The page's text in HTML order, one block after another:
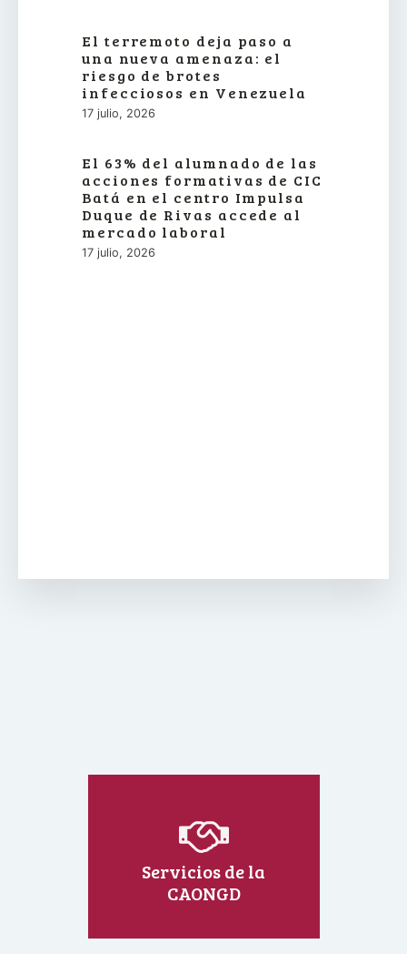
El terremoto deja paso a
una nueva amenaza: el
riesgo de brotes
infecciosos en Venezuela
17 julio, 2026
El 63% del alumnado de las
acciones formativas de CIC
Batá en el centro Impulsa
Duque de Rivas accede al
mercado laboral
17 julio, 2026
Servicios de la
CAONGD